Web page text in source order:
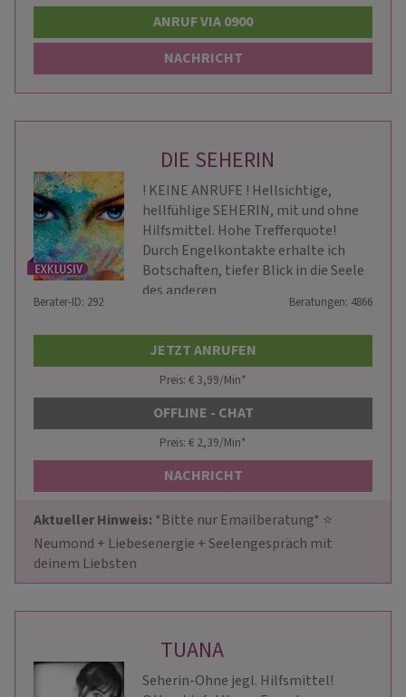
ANRUF VIA 0900
NACHRICHT
DIE SEHERIN
! KEINE ANRUFE ! Hellsichtige,
hellfühlige SEHERIN, mit und ohne
Hilfsmittel. Hohe Trefferquote!
Durch Engelkontakte erhalte ich
Botschaften, tiefer Blick in die Seele
des anderen
Berater-ID: 292 Beratungen: 4866
JETZT ANRUFEN
Preis: € 3,99/Min*
OFFLINE - CHAT
Preis: € 2,39/Min*
NACHRICHT
Aktueller Hinweis: *Bitte nur Emailberatung* ⭐
️Neumond + Liebesenergie + Seelengespräch mit
deinem Liebsten
TUANA
Seherin-Ohne jegl. Hilfsmittel!